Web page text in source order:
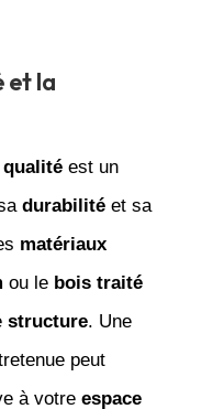
et la
qualitéest un
durabilitéet sa
matériaux
ou le bois traité
structure. Une
peut
à votre espace